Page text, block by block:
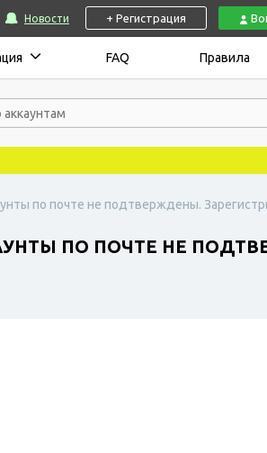
Новости + Регистрация
FAQ Правила
по почте не подтверждены.
ПО ПОЧТЕ НЕ